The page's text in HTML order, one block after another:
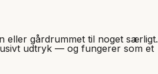
eller gårdrummet til noget særligt.
udtryk — og fungerer som et